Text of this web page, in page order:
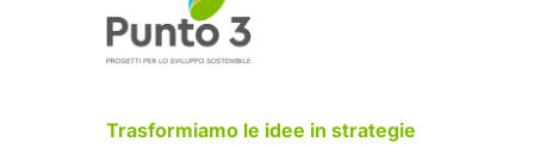
Trasformiamo le idee in strategie